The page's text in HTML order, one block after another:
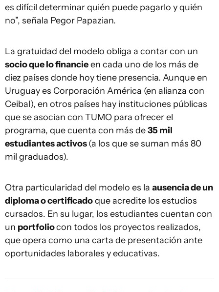
es difícil determinar quién puede pagarlo y quién
no”, señala Pegor Papazian.
La gratuidad del modelo obliga a contar con un
socio que lo financieen cada uno de los más de
diez países donde hoy tiene presencia. Aunque en
Uruguay es Corporación América (en alianza con
Ceibal), en otros países hay instituciones públicas
que se asocian con TUMO para ofrecer el
programa, que cuenta con más de35 mil
estudiantes activos(a los que se suman más 80
mil graduados).
Otra particularidad del modelo es la ausencia de un
diploma o certificadoque acredite los estudios
cursados. En su lugar, los estudiantes cuentan con
un portfoliocon todos los proyectos realizados,
que opera como una carta de presentación ante
oportunidades laborales y educativas.